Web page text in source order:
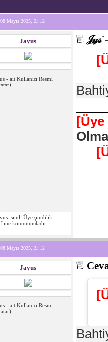
08 Mayıs 2025, 21:12
Jayus
08 Mayıs 2025, 21:12
Jayus